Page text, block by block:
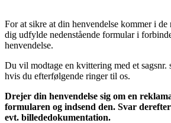
For at sikre at din henvendelse kommer i
dig udfylde nedenstående formular i
henvendelse.
Du vil modtage en kvittering med et sagsnr.
hvis du efterfølgende ringer til os.
Drejer din henvendelse sig om en
formularen og indsend den. Svar
evt. billededokumentation.